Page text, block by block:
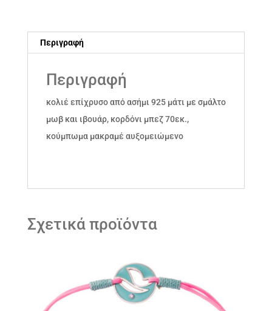
Περιγραφή
Περιγραφή
κολιέ επίχρυσο από ασήμι 925 μάτι με σμάλτο
μωβ και ιβουάρ, κορδόνι μπεζ 70εκ.,
κούμπωμα μακραμέ αυξομειώμενο
Σχετικά προϊόντα